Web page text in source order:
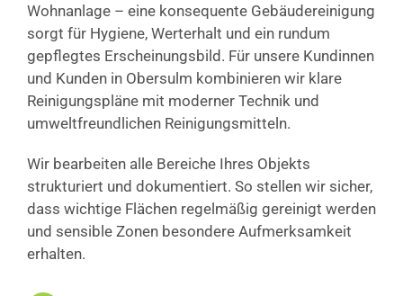
Wohnanlage – eine konsequente Gebäudereinigung
sorgt für Hygiene, Werterhalt und ein rundum
gepflegtes Erscheinungsbild. Für unsere Kundinnen
und Kunden in Obersulm kombinieren wir klare
Reinigungspläne mit moderner Technik und
umweltfreundlichen Reinigungsmitteln.
Wir bearbeiten alle Bereiche Ihres Objekts
strukturiert und dokumentiert. So stellen wir sicher,
dass wichtige Flächen regelmäßig gereinigt werden
und sensible Zonen besondere Aufmerksamkeit
erhalten.